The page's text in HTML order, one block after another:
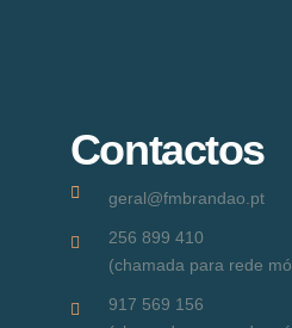
Contactos
geral@fmbrandao.pt
256 899 410
(chamada para rede
917 569 156